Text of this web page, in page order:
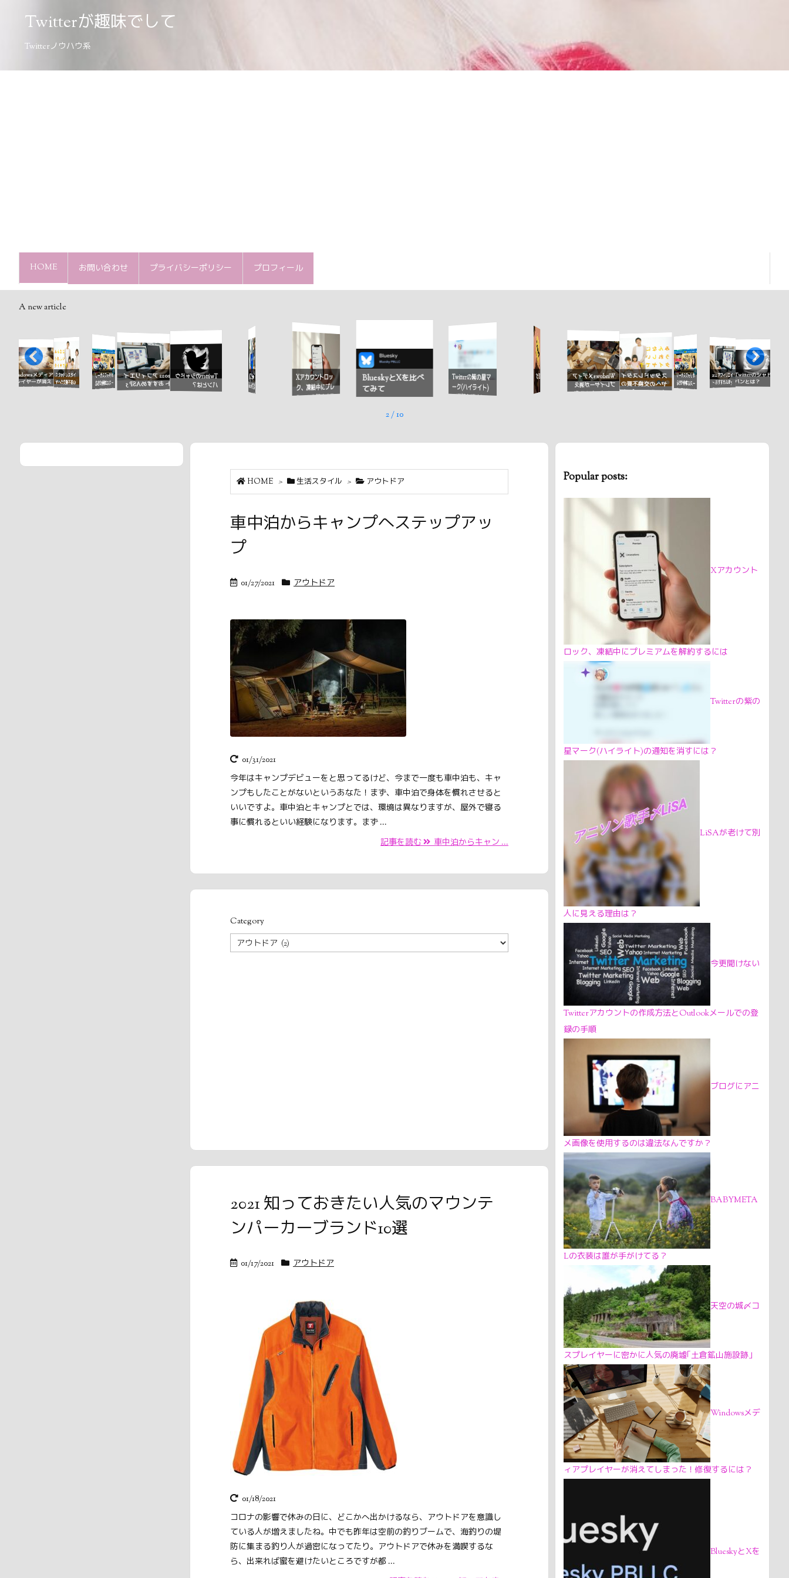
Twitterが趣味でして
Twitterノウハウ系
HOME お問い合わせ プライバシーポリシー プロフィール
A new article
Windowsメディア
プレイヤーが消え
スタッドレスタイ
ヤへの交換不要の
オールシーズンタ
オリックスカーリ
ースは車検代も込
みで人気車種に乗
2022 アフィリエイ
ト おすすめASP 5
選
Twitterのシャドウ
バンとは？
TwitterをBOT化
する方法（metabir
ds使用）
Xアカウントロッ
ク、凍結中にプレ
ミアムを解約する
BlueskyとXを比べ
てみて
Twitterの紫の星マ
ーク(ハイライト)
の通知を消すに
NFTって何？ Windowsメディア
プレイヤーが消え
てしまった！修復
スタッドレスタイ
ヤへの交換不要の
オールシーズンタ
オリックスカーリ
ースは車検代も込
みで人気車種に乗
2022 アフィリエイ
ト おすすめASP 5
Twitterのシャドウ
バンとは？
2/10
HOME > 生活スタイル > アウトドア
車中泊からキャンプへステップアッ
プ
01/27/2021 アウトドア
01/31/2021
今年はキャンプデビューをと思ってるけど、今まで一度も車中泊も、キャ
ンプもしたことがないというあなた！まず、車中泊で身体を慣れさせると
いいですよ。車中泊とキャンプとでは、環境は異なりますが、屋外で寝る
事に慣れるといい経験になります。まず ...
記事を読む 車中泊からキャン ...
Category
Category
2021 知っておきたい人気のマウンテ
ンパーカーブランド10選
01/17/2021 アウトドア
01/18/2021
コロナの影響で休みの日に、どこかへ出かけるなら、アウトドアを意識し
ている人が増えましたね。中でも昨年は空前の釣りブームで、海釣りの堤
防に集まる釣り人が過密になってたり。アウトドアで休みを満喫するな
ら、出来れば蜜を避けたいところですが都 ...
Popular posts:
Xアカウント
ロック、凍結中にプレミアムを解約するには
Twitterの紫の
星マーク(ハイライト)の通知を消すには？
LiSAが老けて別
人に見える理由は？
今更聞けない
Twitterアカウントの作成方法とOutlookメールでの登
録の手順
ブログにアニ
メ画像を使用するのは違法なんですか？
BABYMETA
Lの衣装は誰が手がけてる？
天空の城〆コ
スプレイヤーに密かに人気の廃墟｢土倉鉱山施設跡｣
Windowsメデ
ィアプレイヤーが消えてしまった！修復するには？
BlueskyとXを